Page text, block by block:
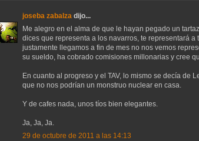
joseba zabalza dijo...
Me alegro en el alma de que le hayan pegado un
dices que representa a los navarros, te representará
justamente llegamos a fin de mes no nos vemos
su sueldo, ha cobrado comisiones millonarias y cree
En cuanto al progreso y el TAV, lo mismo se decía de
que no nos podrían un monstruo nuclear en casa.
Y de cafes nada, unos tíos bien elegantes.
Ja, Ja, Ja.
29 de octubre de 2011 a las 14:13